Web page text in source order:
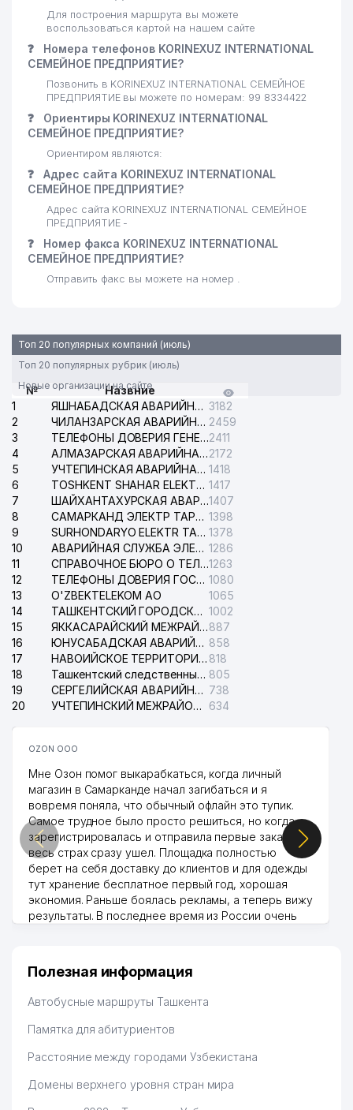
Для построения маршрута вы можете
воспользоваться картой на нашем сайте
❓
Номера телефонов KORINEXUZ INTERNATIONAL
СЕМЕЙНОЕ ПРЕДПРИЯТИЕ?
Позвонить в KORINEXUZ INTERNATIONAL СЕМЕЙНОЕ
ПРЕДПРИЯТИЕ вы можете по номерам: 99 8334422
❓
Ориентиры KORINEXUZ INTERNATIONAL
СЕМЕЙНОЕ ПРЕДПРИЯТИЕ?
Ориентиром являются:
❓
Адрес сайта KORINEXUZ INTERNATIONAL
СЕМЕЙНОЕ ПРЕДПРИЯТИЕ?
Адрес сайта KORINEXUZ INTERNATIONAL СЕМЕЙНОЕ
ПРЕДПРИЯТИЕ -
❓
Номер факса KORINEXUZ INTERNATIONAL
СЕМЕЙНОЕ ПРЕДПРИЯТИЕ?
Отправить факс вы можете на номер .
Топ 20 популярных компаний (июль)
Топ 20 популярных рубрик (июль)
Новые организации на сайте
№
Назвние
1
ЯШНАБАДСКАЯ АВАРИЙНАЯ СЛУЖБА ЭЛЕКТРОСЕТИ 3182
2
ЧИЛАНЗАРСКАЯ АВАРИЙНАЯ СЛУЖБА ЭЛЕКТРОСЕТИ 2459
3
ТЕЛЕФОНЫ ДОВЕРИЯ ГЕНЕРАЛЬНОЙ ПРОКУРАТУРЫ РЕСПУБЛИКИ УЗБЕКИСТАН2411
4
АЛМАЗАРСКАЯ АВАРИЙНАЯ СЛУЖБА ЭЛЕКТРОСЕТИ2172
5
УЧТЕПИНСКАЯ АВАРИЙНАЯ СЛУЖБА ЭЛЕКТРОСЕТИ 1418
6
TOSHKENT SHAHAR ELEKTR TARMOQLARI KORXONASI АО 1417
7
ШАЙХАНТАХУРСКАЯ АВАРИЙНАЯ СЛУЖБА ЭЛЕКТРОСЕТИ1407
8
САМАРКАНД ЭЛЕКТР ТАРМОКЛАРИ АО 1398
9
SURHONDARYO ELEKTR TARMOKLARI АО 1378
10
АВАРИЙНАЯ СЛУЖБА ЭЛЕКТРОСЕТИ ТАШКЕНТСКОГО РАЙОНА 1286
11
СПРАВОЧНОЕ БЮРО О ТЕЛЕФОНАХ ОРГАНИЗАЦИЙ г. ТАШКЕНТА1263
12
ТЕЛЕФОНЫ ДОВЕРИЯ ГОСУДАРСТВЕННОГО ЦЕНТРА ТЕСТИРОВАНИЯ 1080
13
O'ZBEKTELEKOM АО
1065
14
ТАШКЕНТСКИЙ ГОРОДСКОЙ СУД ПО ГРАЖДАНСКИМ ДЕЛАМ 1002
15
ЯККАСАРАЙСКИЙ МЕЖРАЙОННЫЙ СУД ПО ГРАЖДАНСКИМ ДЕЛАМ887
16
ЮНУСАБАДСКАЯ АВАРИЙНАЯ СЛУЖБА ЭЛЕКТРОСЕТИ 858
17
НАВОИЙСКОЕ ТЕРРИТОРИАЛЬНОЕ ПРЕДПРИЯТИЕ ЭЛЕКТРОСЕТИ АО 818
18
Ташкентский следственный изолятор 805
19
СЕРГЕЛИЙСКАЯ АВАРИЙНАЯ СЛУЖБА ЭЛЕКТРОСЕТИ 738
20
УЧТЕПИНСКИЙ МЕЖРАЙОННЫЙ СУД ПО ГРАЖДАНСКИМ ДЕЛАМ 634
OZON ООО
Мне Озон помог выкарабкаться, когда личный
магазин в Самарканде начал загибаться и я
вовремя поняла, что обычный офлайн это тупик.
Самое трудное было просто решиться, но когда
зарегистрировалась и отправила первые заказы,
весь страх сразу ушел. Площадка полностью
берет на себя доставку до клиентов и для одежды
тут хранение бесплатное первый год, хорошая
экономия. Раньше боялась рекламы, а теперь вижу
результаты. В последнее время из России очень
Hamida 03.08.2026 12:45:39
Полезная информация
Автобусные маршруты Ташкента
Памятка для абитуриентов
Расстояние между городами Узбекистана
Домены верхнего уровня стран мира